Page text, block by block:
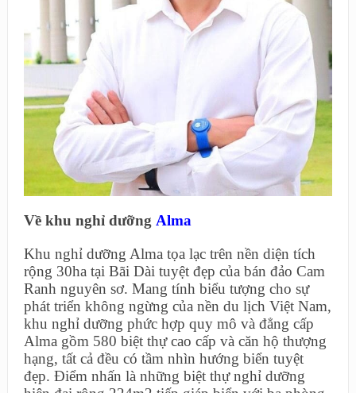
Về khu nghỉ dưỡng Alma
Khu nghỉ dưỡng Alma tọa lạc trên nền diện tích
rộng 30ha tại Bãi Dài tuyệt đẹp của bán đảo Cam
Ranh nguyên sơ. Mang tính biểu tượng cho sự
phát triển không ngừng của nền du lịch Việt Nam,
khu nghỉ dưỡng phức hợp quy mô và đẳng cấp
Alma gồm 580 biệt thự cao cấp và căn hộ thượng
hạng, tất cả đều có tầm nhìn hướng biển tuyệt
đẹp. Điểm nhấn là những biệt thự nghỉ dưỡng